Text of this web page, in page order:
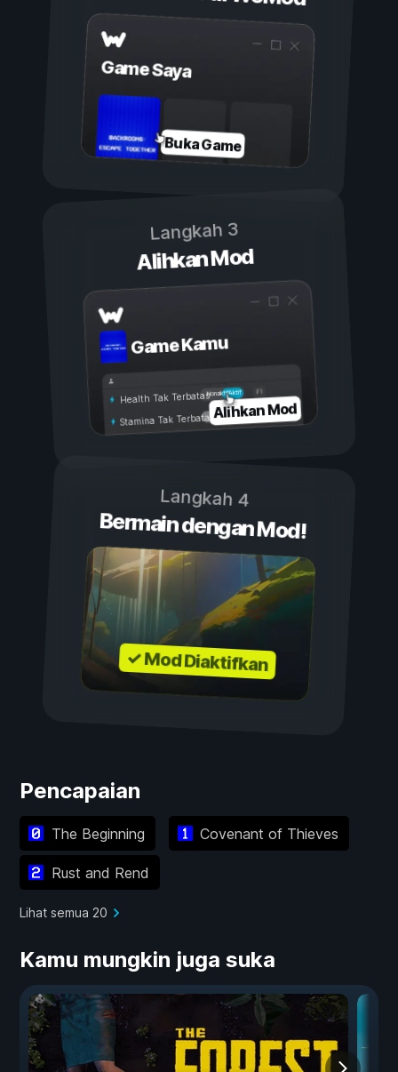
Game Saya
Buka Game
Langkah 3
Alihkan Mod
Game Kamu
Aktif
Nonaktif
Health Tak Terbatas
Stamina Tak TerbatasAlihkan Mod
Langkah 4
Bermain dengan Mod!
✓ Mod Diaktifkan
Pencapaian
The Beginning Covenant of Thieves
Rust and Rend
Lihat semua 20
Kamu mungkin juga suka